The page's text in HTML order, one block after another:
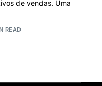
de vendas. Uma
READ